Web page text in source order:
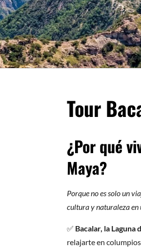
Tour
¿Por qué
Maya?
Porque no es solo un
cultura y naturaleza
✅ Bacalar, la Laguna
relajarte en